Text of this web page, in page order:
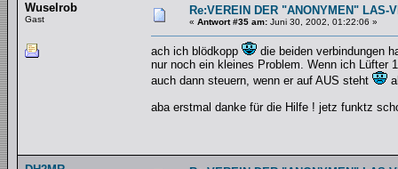
Wuselrob
Gast
Re:VEREIN DER "ANONYMEN" LAS-
« Antwort #35 am: Juni 30, 2002, 01:22:06 »
ach ich blödkopp
die beiden verbindungen
nur noch ein kleines Problem. Wenn ich Lüfter
auch dann steuern, wenn er auf AUS steht
aba erstmal danke für die Hilfe ! jetz funktz